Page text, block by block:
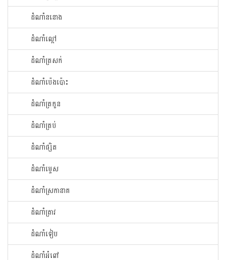
ដំណាំ​ននោង​
ដំណាំ​ល្ពៅ​
ដំណាំ​ត្រសក់
ដំណាំ​ប៉េង​ប៉ោះ​
ដំណាំ​ត្រកួន
ដំណាំ​ត្រប់​
ដំណាំ​ផ្សិត​
ដំណាំ​ម្ទេស​
ដំណាំ​ស្រកានាគ
ដំណាំ​ត្រាវ
ដំណាំទៀប
ដំណាំអំពៅ